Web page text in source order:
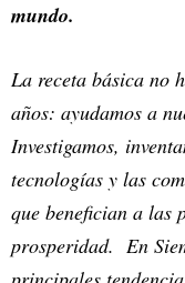
mundo.
La receta básica no
años: ayudamos a
Investigamos,
tecnologías y las
que benefician a las
prosperidad. En